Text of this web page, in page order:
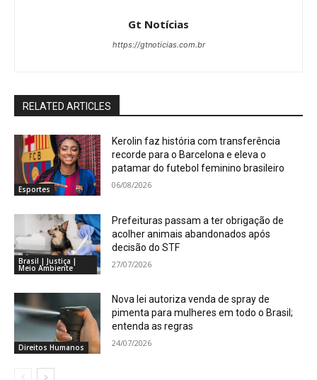
Gt Notícias
https://gtnoticias.com.br
RELATED ARTICLES
Esportes
Kerolin faz história com transferência
recorde para o Barcelona e eleva o
patamar do futebol feminino brasileiro
06/08/2026
Brasil | Justiça |
Meio Ambiente
Prefeituras passam a ter obrigação de
acolher animais abandonados após
decisão do STF
27/07/2026
Direitos Humanos
Nova lei autoriza venda de spray de
pimenta para mulheres em todo o Brasil;
entenda as regras
24/07/2026